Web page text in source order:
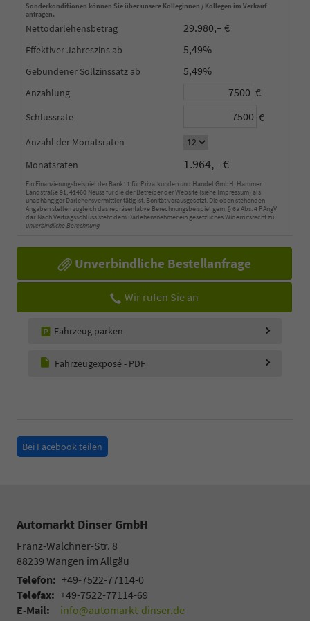
Sonderkonditionen können Sie über unsere Kolleginnen / Kollegen im Verkauf
anfragen.
Nettodarlehensbetrag 29.980,– €
Effektiver Jahreszins 5,49%
Gebundener Sollzinssatz 5,49%
Anzahlung €
Schlussrate €
Anzahl der Monatsraten
Monatsraten
1.964,– €
Ein Finanzierungsbeispiel der Bank11 für Privatkunden und Handel GmbH, Hammer
Landstraße 91, 41460 Neuss für die der Betreiber der Website (siehe Impressum) als
unabhängiger Darlehensvermittler tätig ist. Bonität vorausgesetzt. Die oben stehenden
Angaben stellen zugleich das repräsentative Berechnungsbeispiel gem. § 6a Abs. 4 PAngV
dar. Nach Vertragsschluss steht dem Darlehensnehmer ein gesetzliches Widerrufsrecht zu.
unverbindliche Berechnung
Unverbindliche Bestellanfrage
Wir rufen Sie an
Fahrzeug parken
Fahrzeugexposé - PDF
Bei Facebook teilen
Automarkt Dinser GmbH
Franz-Walchner-Str. 8
88239 Wangen im Allgäu
Telefon: +49-7522-77114-0
Telefax: +49-7522-77114-69
E-Mail:
info@automarkt-dinser.de